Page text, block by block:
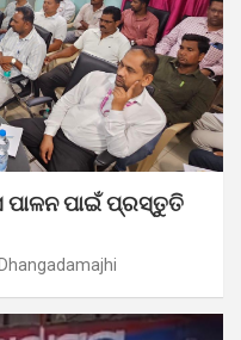
ପାଳନ ପାଇଁ ପ୍ରସ୍ତୁତି